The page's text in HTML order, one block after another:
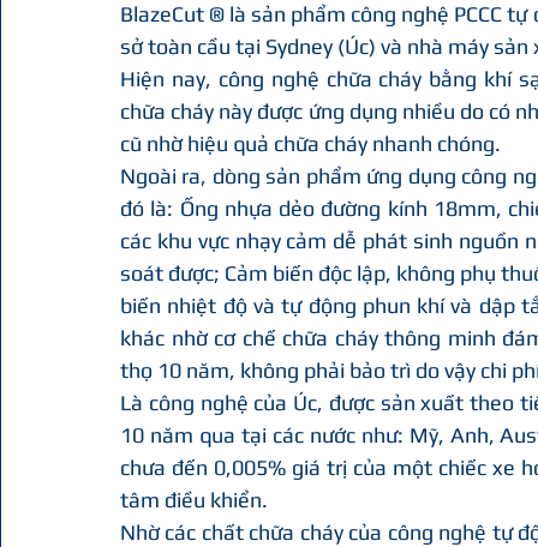
BlazeCut ® là sản phẩm công nghệ PCCC
sở toàn cầu tại Sydney (Úc) và nhà máy
Hiện nay, công nghệ chữa cháy bằng khí
chữa cháy này được ứng dụng nhiều do có
cũ nhờ hiệu quả chữa cháy nhanh chóng.
Ngoài ra, dòng sản phẩm ứng dụng công
đó là: Ống nhựa dẻo đường kính 18mm,
các khu vực nhạy cảm dễ phát sinh nguồn
soát được; Cảm biến độc lập, không phụ
biến nhiệt độ và tự động phun khí và dập
khác nhờ cơ chế chữa cháy thông minh
thọ 10 năm, không phải bảo trì do vậy chi
Là công nghệ của Úc, được sản xuất theo
10 năm qua tại các nước như: Mỹ, Anh,
chưa đến 0,005% giá trị của một chiếc xe
tâm điều khiển.
Nhờ các chất chữa cháy của công nghệ tự